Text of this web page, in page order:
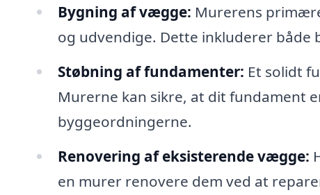
Bygning af vægge: Murerens
og udvendige. Dette inkluderer
Støbning af fundamenter: Et solidt
Murerne kan sikre, at dit fundament
byggeordningerne.
Renovering af eksisterende vægge:
en murer renovere dem ved at